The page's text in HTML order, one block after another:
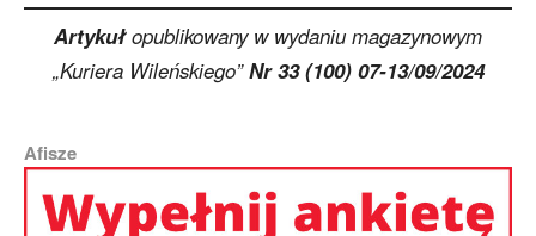
Artykułopublikowany w wydaniu magazynowym
„Kuriera Wileńskiego”Nr 33 (100) 07-13/09/2024
Afisze